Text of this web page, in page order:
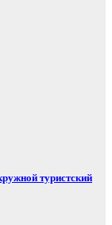
туристский